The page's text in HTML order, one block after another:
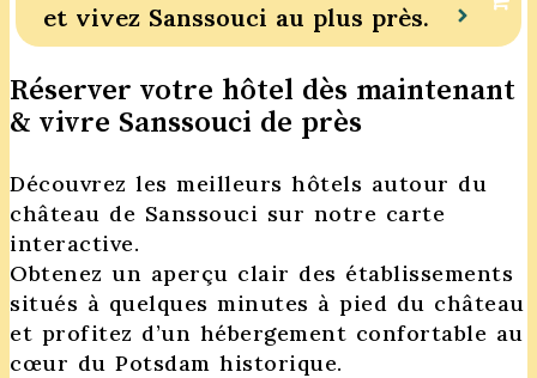
et vivez Sanssouci au plus près.
Réserver votre hôtel dès maintenant
& vivre Sanssouci de près
Découvrez les meilleurs hôtels autour du
château de Sanssouci sur notre carte
interactive.
Obtenez un aperçu clair des établissements
situés à quelques minutes à pied du château
et profitez d’un hébergement confortable au
cœur du Potsdam historique.